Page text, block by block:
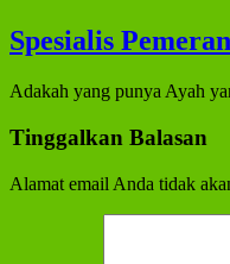
Spesialis
Adakah yang punya Ayah
Tinggalkan Balasan
Alamat email Anda tidak